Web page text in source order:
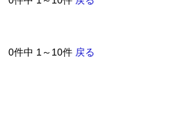
0件中 1～10件 戻る